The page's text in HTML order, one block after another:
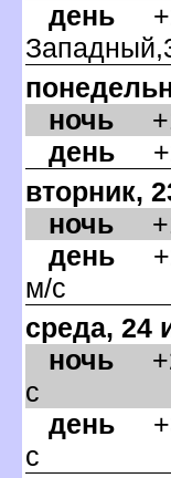
день
ночь
день
торник,
ночь
день
м/с
среда, 24
ночь
с
день
с